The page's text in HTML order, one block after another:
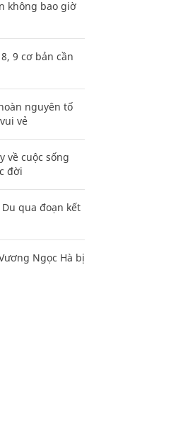
không bao giờ
9 cơ bản cần
nguyên tố
vẻ
về cuộc sống
đời
qua đoạn kết
Ngọc Hà bị